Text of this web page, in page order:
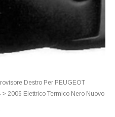
Destro Per PEUGEOT
> 2006 Elettrico Termico Nero Nuovo